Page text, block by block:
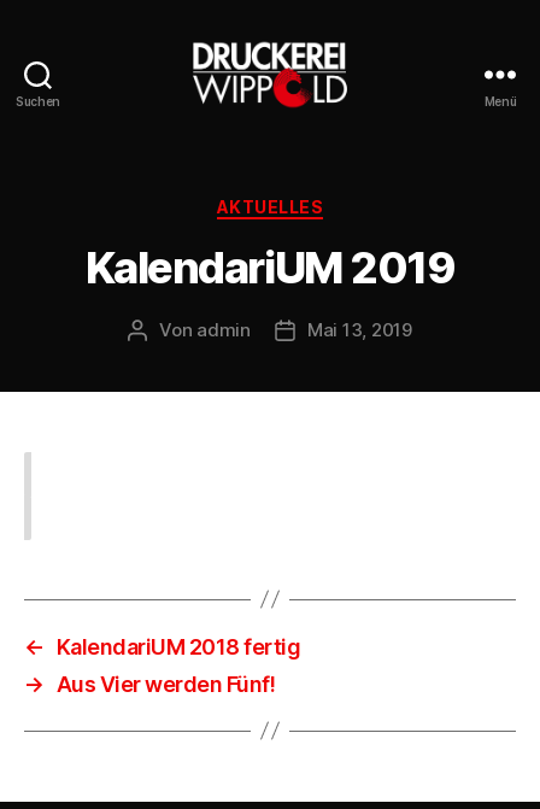
Suchen Menü
Kategorien
AKTUELLES
KalendariUM 2019
Beitragsautor
Von admin Veröffentlichungsdatum
Mai 13, 2019
←
KalendariUM 2018 fertig
→ Aus Vier werden Fünf!